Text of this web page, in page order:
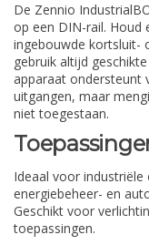
De Zennio
op een DIN-rail. Houd
ingebouwde kortsluit-
gebruik altijd
apparaat ondersteunt
uitgangen, maar
niet toegestaan.
Ideaal voor
energiebeheer- en
Geschikt voor
toepassingen.